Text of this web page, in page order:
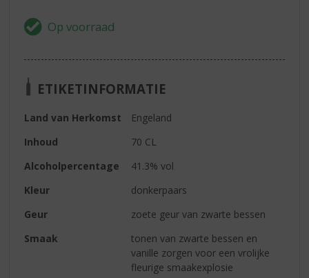
ETIKETINFORMATIE
Land van Herkomst
Engeland
Inhoud
70 CL
Alcoholpercentage
41.3% vol
Kleur
donkerpaars
Geur
zoete geur van zwarte bessen
Smaak
tonen van zwarte bessen en
vanille zorgen voor een vrolijke
fleurige smaakexplosie